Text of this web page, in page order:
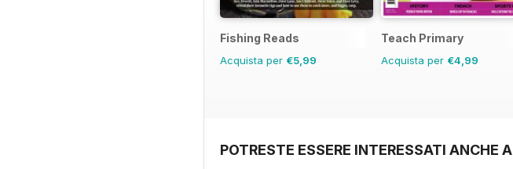
Fishing Reads
Acquista per €5,99
Teach Primary
Acquista per €4,99
POTRESTE ESSERE INTERESSATI ANCHE A